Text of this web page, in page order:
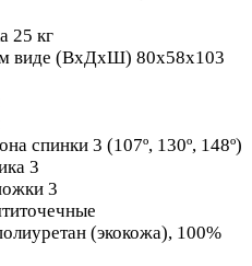
25 кг
виде (ВxДxШ) 80х58х103
спинки 3 (107º, 130º, 148º)
3
3
(экокожа), 100%